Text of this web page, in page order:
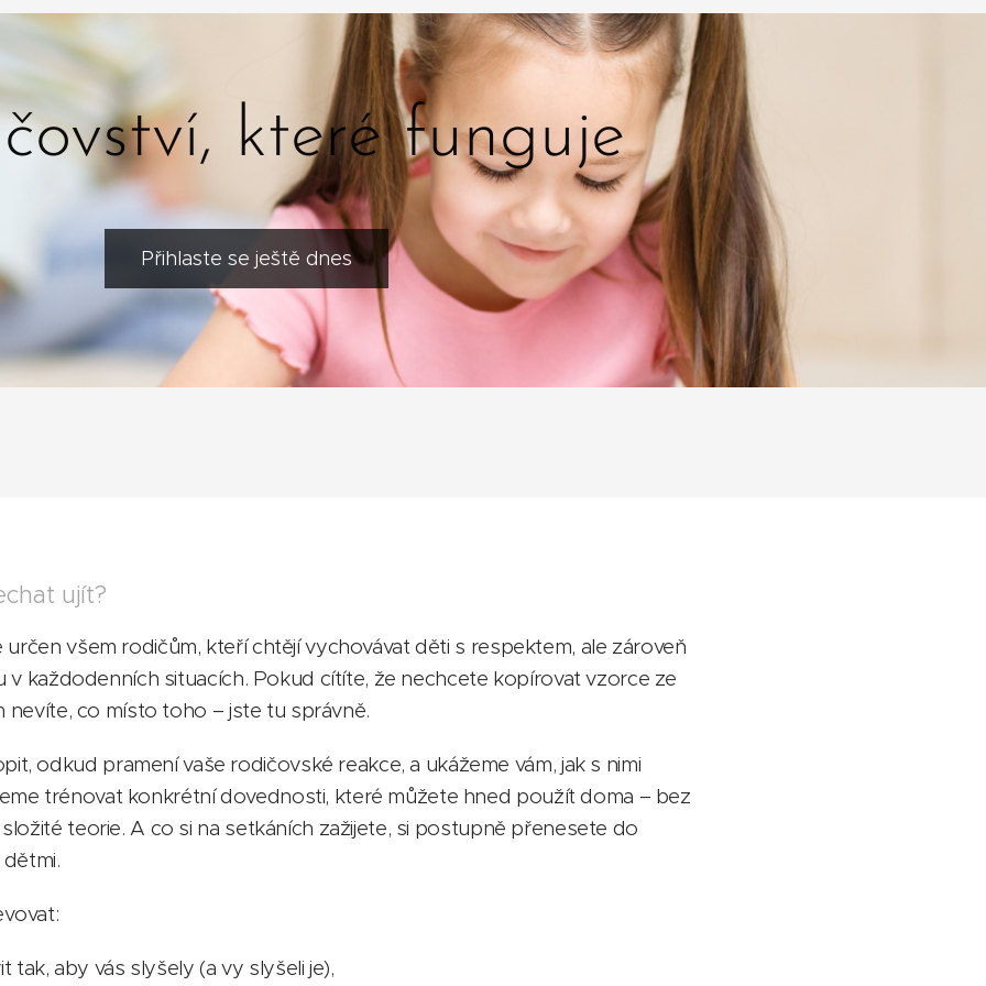
které funguje
Přihlaste se ještě dnes
ujít?
všem rodičům, kteří chtějí vychovávat děti s respektem, ale zároveň
v každodenních situacích. Pokud cítíte, že nechcete kopírovat vzorce ze
nevíte, co místo toho – jste tu správně.
odkud pramení vaše rodičovské reakce, a ukážeme vám, jak s nimi
trénovat konkrétní dovednosti, které můžete hned použít doma – bez
teorie. A co si na setkáních zažijete, si postupně přenesete do
tak, aby vás slyšely (a vy slyšeli je),